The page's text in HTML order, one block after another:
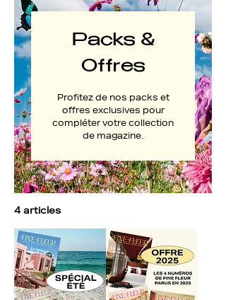
Packs &
Offres
Profitez de nos packs et
offres exclusives pour
compléter votre collection
de magazine.
4 articles